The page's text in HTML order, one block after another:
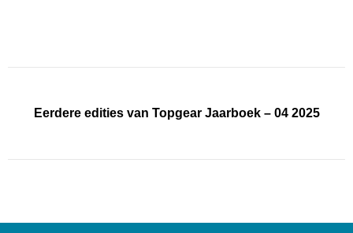
Eerdere edities van Topgear Jaarboek – 04 2025